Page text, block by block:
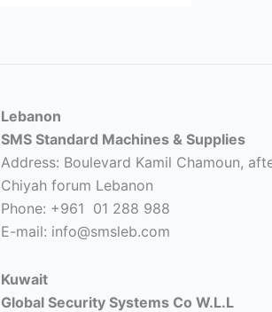
Lebanon
SMS Standard Machines & Supplies
Address: Boulevard Kamil Chamoun,
Chiyah forum Lebanon
Phone: +961 01 288 988
E-mail: info@smsleb.com
Kuwait
Global Security Systems Co W.L.L